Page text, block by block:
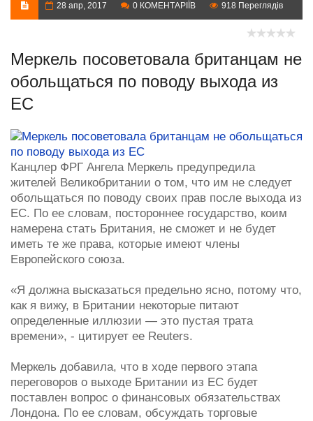
28 апр, 2017 0 КОМЕНТАРІЇВ 918 Переглядів
Меркель посоветовала британцам не
обольщаться по поводу выхода из
ЕС
Канцлер ФРГ Ангела Меркель предупредила
жителей Великобритании о том, что им не следует
обольщаться по поводу своих прав после выхода из
ЕС. По ее словам, постороннее государство, коим
намерена стать Британия, не сможет и не будет
иметь те же права, которые имеют члены
Европейского союза.
«Я должна высказаться предельно ясно, потому что,
как я вижу, в Британии некоторые питают
определенные иллюзии — это пустая трата
времени», - цитирует ее Reuters.
Меркель добавила, что в ходе первого этапа
переговоров о выходе Британии из ЕС будет
поставлен вопрос о финансовых обязательствах
Лондона. По ее словам, обсуждать торговые